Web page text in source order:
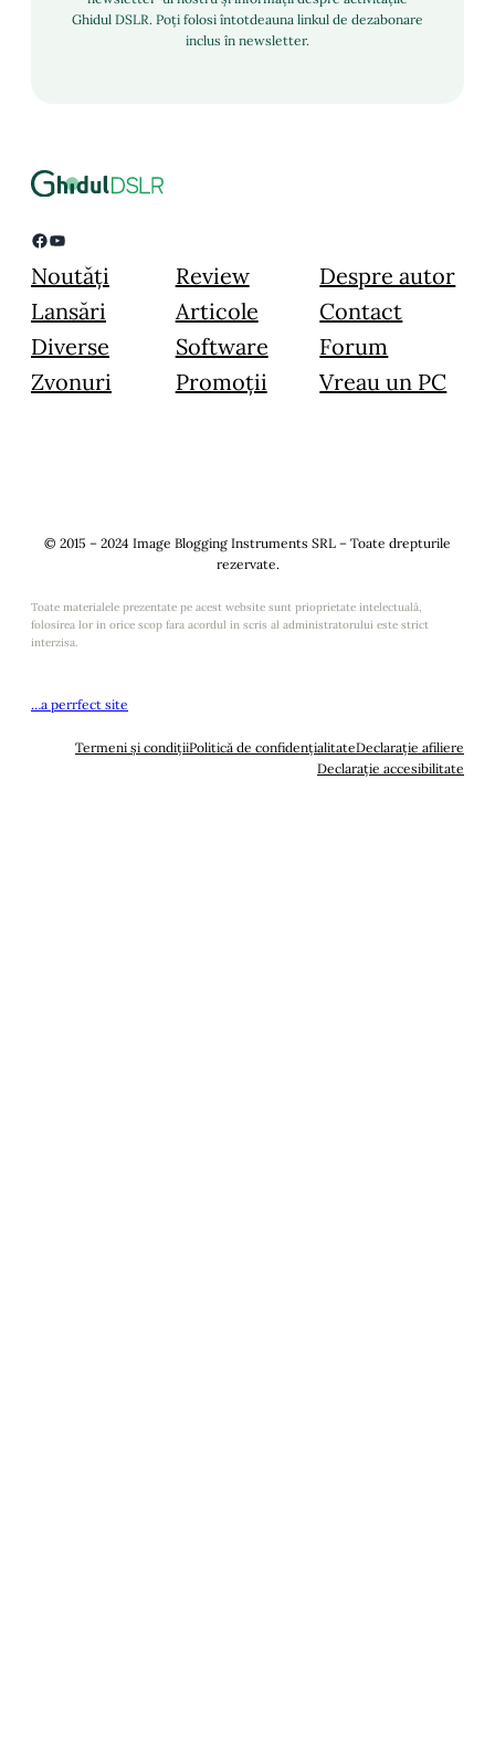
Ghidul DSLR. Poți folosi întotdeauna linkul de dezabonare
inclus în newsletter.
Facebook YouTube
Noutăți
Lansări
Diverse
Zvonuri
Review
Articole
Software
Promoții
Despre autor
Contact
Forum
Vreau un PC
© 2015 – 2024 Image Blogging Instruments SRL – Toate drepturile
rezervate.
Toate materialele prezentate pe acest website sunt prioprietate intelectuală,
folosirea lor in orice scop fara acordul in scris al administratorului este strict
interzisa.
…a perrfect site
Termeni și condițiiPolitică de confidențialitateDeclarație afiliere
Declarație accesibilitate